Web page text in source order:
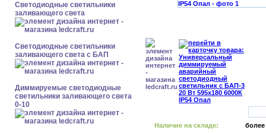
Светодиодные светильники
заливающего света
Светодиодные светильники
заливающего света с БАП
Диммируемые светодиодные
светильники заливающего света
0-10
Наличие на складе: более